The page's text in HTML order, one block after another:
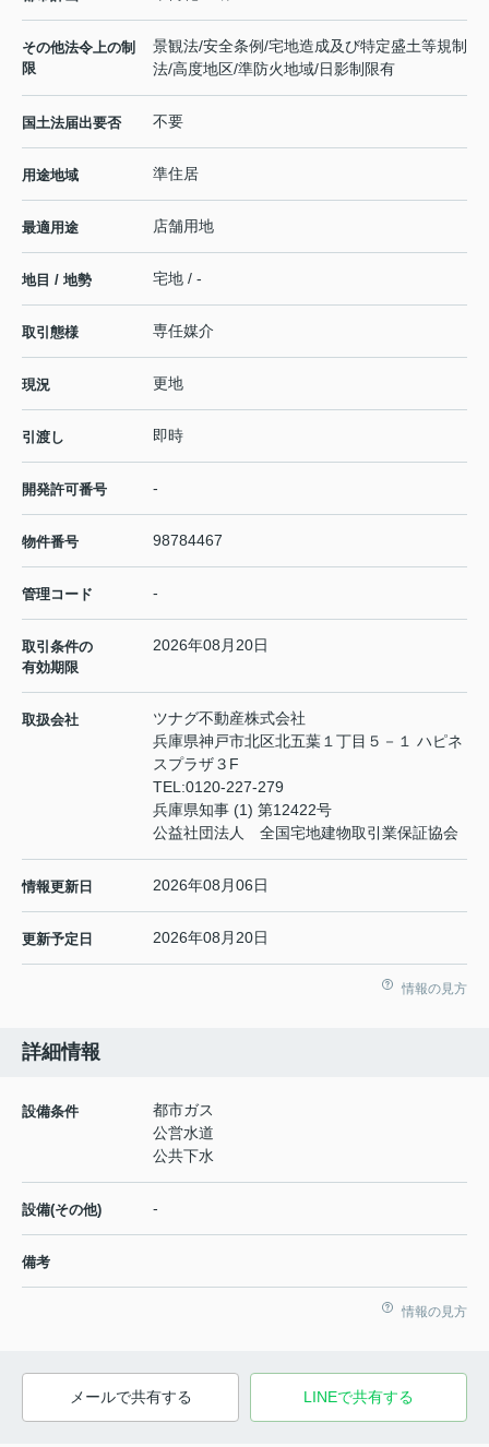
その他法令上の制
限
景観法/安全条例/宅地造成及び特定盛土等規制
法/高度地区/準防火地域/日影制限有
国土法届出要否 不要
用途地域 準住居
最適用途 店舗用地
地目 / 地勢 宅地 / -
取引態様 専任媒介
現況 更地
引渡し 即時
開発許可番号 -
物件番号 98784467
管理コード -
取引条件の
有効期限
2026年08月20日
取扱会社
ツナグ不動産株式会社
兵庫県神戸市北区北五葉１丁目５－１ ハピネ
スプラザ３F
TEL:0120-227-279
兵庫県知事 (1) 第12422号
公益社団法人 全国宅地建物取引業保証協会
情報更新日 2026年08月06日
更新予定日 2026年08月20日
情報の見方
詳細情報
設備条件
都市ガス
公営水道
公共下水
設備(その他) -
備考
情報の見方
メールで共有する LINEで共有する